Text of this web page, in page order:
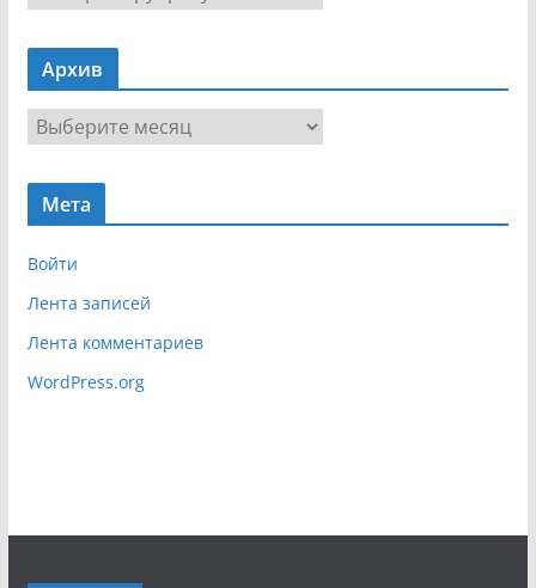
а
в
г
я
Архив
р
х
Мета
Войти
Лента записей
Лента комментариев
WordPress.org